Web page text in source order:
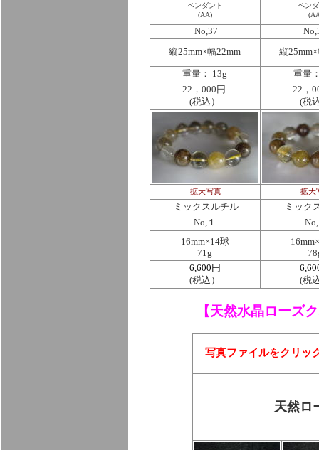
ペンダント
(AA)
ペン
No,37
縦25mm×幅22mm 縦
重量： 13g
重量
22，000円
(税込）
22，
(税
拡大写真 拡大
ミックスルチル
ミック
No,１
16mm×14球
71g
6,600円
(税込）
(税
【天然水晶ローズ
写真ファイルをクリッ
天然ロ